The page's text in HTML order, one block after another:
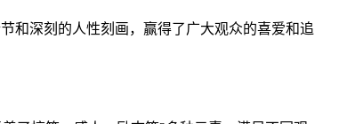
和深刻的人性刻画，赢得了广大观众的喜爱和追